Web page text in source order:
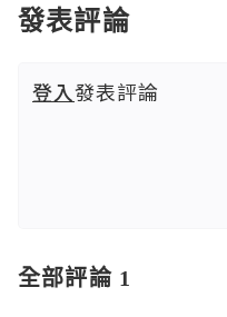
發表評論
登入發表評論
全部評論 1